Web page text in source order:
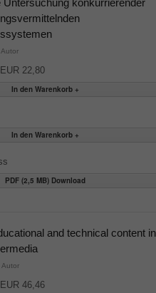
Untersuchung konkurrierender
Autor
22,80
PDF (2,5 MB) Download
and technical content in
Autor
46,46